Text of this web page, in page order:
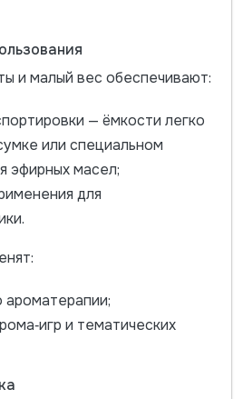
и малый вес обеспечивают:
— ёмкости легко
или специальном
эфирных масел;
для
ароматерапии;
и тематических